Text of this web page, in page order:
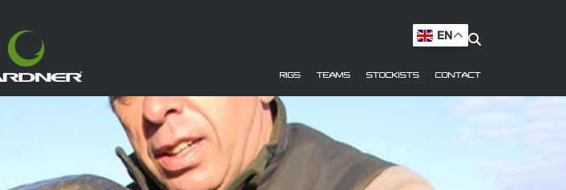
EN
RIGS TEAMS STOCKISTS CONTACT